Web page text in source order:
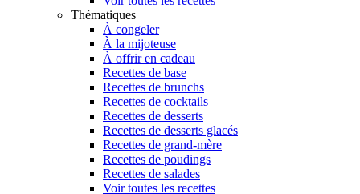
Thématiques
À congeler
À la mijoteuse
À offrir en cadeau
Recettes de base
Recettes de brunchs
Recettes de cocktails
Recettes de desserts
Recettes de desserts glacés
Recettes de grand-mère
Recettes de poudings
Recettes de salades
Voir toutes les recettes